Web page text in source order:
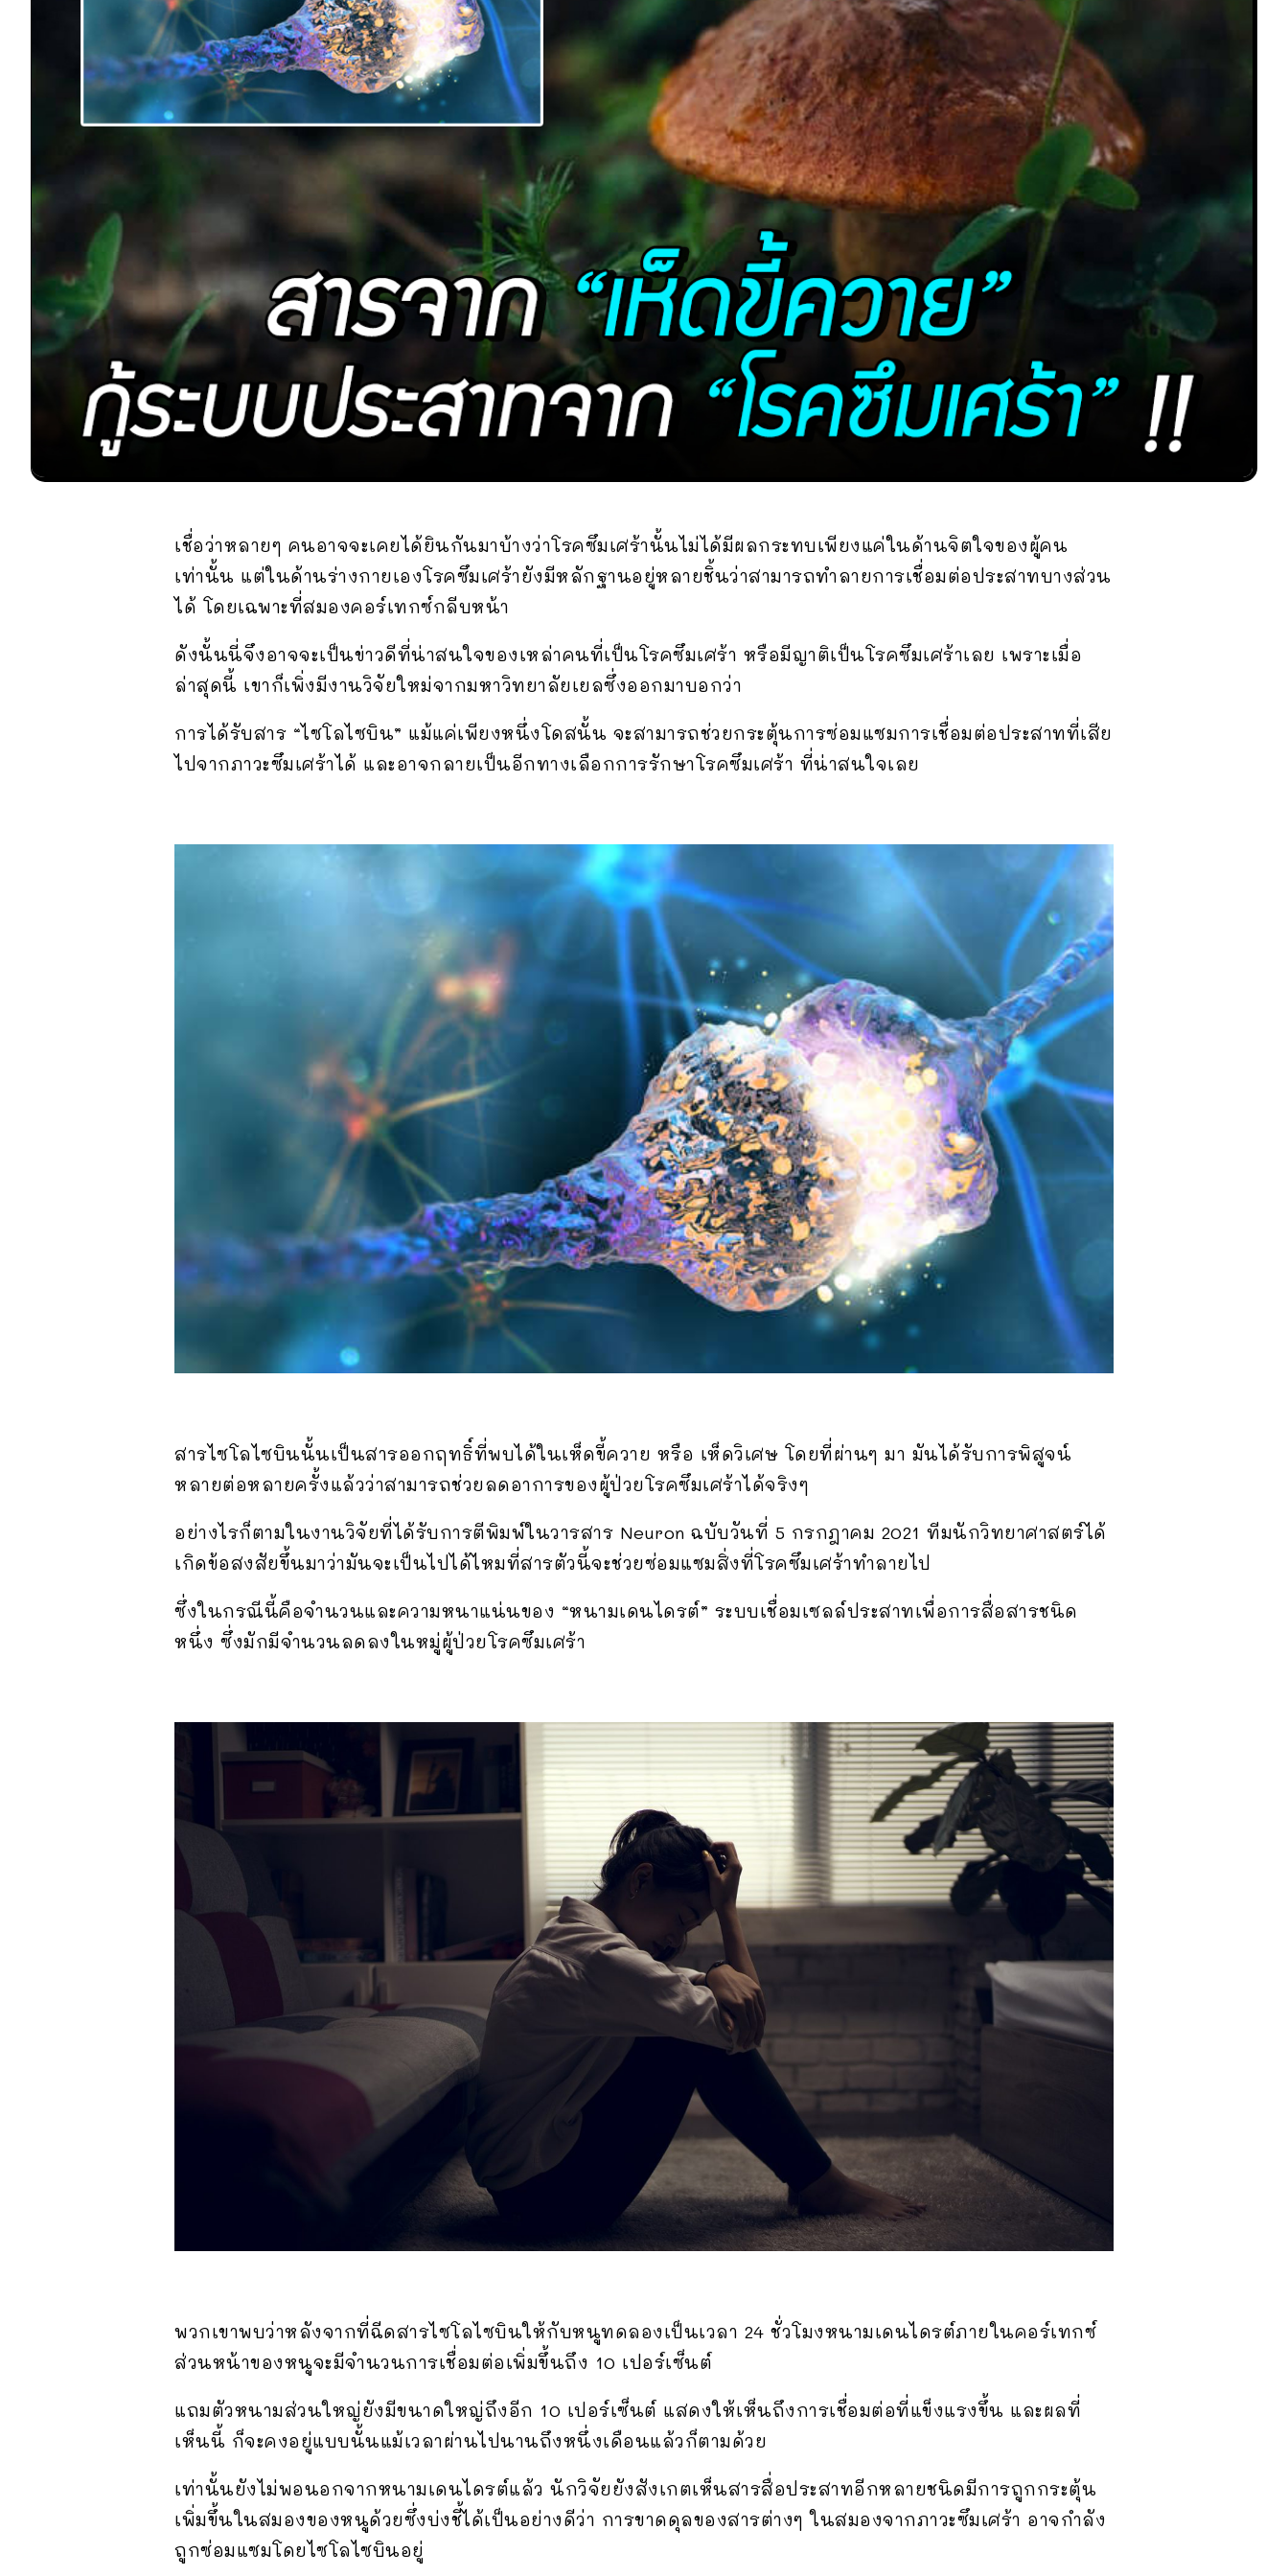
เชื่อว่าหลายๆ คนอาจจะเคยได้ยินกันมาบ้างว่าโรคซึมเศร้านั้นไม่ได้มีผลกระทบเพียงแค่ในด้านจิตใจของผู้คน
เท่านั้น แต่ในด้านร่างกายเองโรคซึมเศร้ายังมีหลักฐานอยู่หลายชิ้นว่าสามารถทำลายการเชื่อมต่อประสาทบางส่วน
ได้ โดยเฉพาะที่สมองคอร์เทกซ์กลีบหน้า
ดังนั้นนี่จึงอาจจะเป็นข่าวดีที่น่าสนใจของเหล่าคนที่เป็นโรคซึมเศร้า หรือมีญาติเป็นโรคซึมเศร้าเลย เพราะเมื่อ
ล่าสุดนี้ เขาก็เพิ่งมีงานวิจัยใหม่จากมหาวิทยาลัยเยลซึ่งออกมาบอกว่า
การได้รับสาร “ไซโลไซบิน” แม้แค่เพียงหนึ่งโดสนั้น จะสามารถช่วยกระตุ้นการซ่อมแซมการเชื่อมต่อประสาทที่เสีย
ไปจากภาวะซึมเศร้าได้ และอาจกลายเป็นอีกทางเลือกการรักษาโรคซึมเศร้า ที่น่าสนใจเลย
สารไซโลไซบินนั้นเป็นสารออกฤทธิ์ที่พบได้ในเห็ดขี้ควาย หรือ เห็ดวิเศษ โดยที่ผ่านๆ มา มันได้รับการพิสูจน์
หลายต่อหลายครั้งแล้วว่าสามารถช่วยลดอาการของผู้ป่วยโรคซึมเศร้าได้จริงๆ
อย่างไรก็ตามในงานวิจัยที่ได้รับการตีพิมพ์ในวารสาร Neuron ฉบับวันที่ 5 กรกฎาคม 2021 ทีมนักวิทยาศาสตร์ได้
เกิดข้อสงสัยขึ้นมาว่ามันจะเป็นไปได้ไหมที่สารตัวนี้จะช่วยซ่อมแซมสิ่งที่โรคซึมเศร้าทำลายไป
ซึ่งในกรณีนี้คือจำนวนและความหนาแน่นของ “หนามเดนไดรต์” ระบบเชื่อมเซลล์ประสาทเพื่อการสื่อสารชนิด
หนึ่ง ซึ่งมักมีจำนวนลดลงในหมู่ผู้ป่วยโรคซึมเศร้า
พวกเขาพบว่าหลังจากที่ฉีดสารไซโลไซบินให้กับหนูทดลองเป็นเวลา 24 ชั่วโมงหนามเดนไดรต์ภายในคอร์เทกซ์
ส่วนหน้าของหนูจะมีจำนวนการเชื่อมต่อเพิ่มขึ้นถึง 10 เปอร์เซ็นต์
แถมตัวหนามส่วนใหญ่ยังมีขนาดใหญ่ถึงอีก 10 เปอร์เซ็นต์ แสดงให้เห็นถึงการเชื่อมต่อที่แข็งแรงขึ้น และผลที่
เห็นนี้ ก็จะคงอยู่แบบนั้นแม้เวลาผ่านไปนานถึงหนึ่งเดือนแล้วก็ตามด้วย
เท่านั้นยังไม่พอนอกจากหนามเดนไดรต์แล้ว นักวิจัยยังสังเกตเห็นสารสื่อประสาทอีกหลายชนิดมีการถูกกระตุ้น
เพิ่มขึ้นในสมองของหนูด้วยซึ่งบ่งชี้ได้เป็นอย่างดีว่า การขาดดุลของสารต่างๆ ในสมองจากภาวะซึมเศร้า อาจกำลัง
ถูกซ่อมแซมโดยไซโลไซบินอยู่